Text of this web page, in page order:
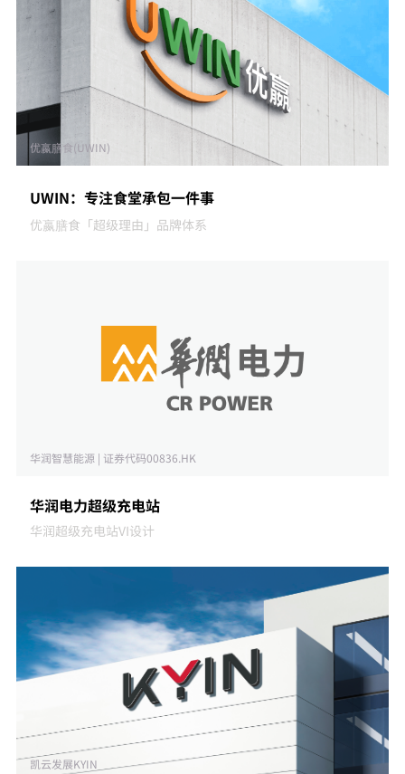
优嬴膳食(UWIN)
UWIN：专注食堂承包一件事
优嬴膳食「超级理由」品牌体系
华润智慧能源 | 证券代码00836.HK
华润电力超级充电站
华润超级充电站VI设计
凯云发展KYIN